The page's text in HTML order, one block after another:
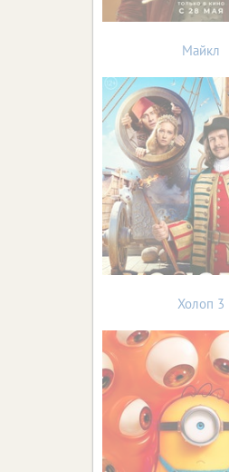
Майкл
Холоп 3